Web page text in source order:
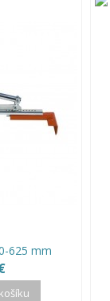
625 mm